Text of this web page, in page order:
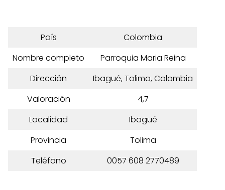
País
Colombia
Nombre completo
Parroquia Maria Reina
Dirección
Ibagué, Tolima, Colombia
Valoración
4,7
Localidad
Ibagué
Provincia
Tolima
Teléfono
0057 608 2770489